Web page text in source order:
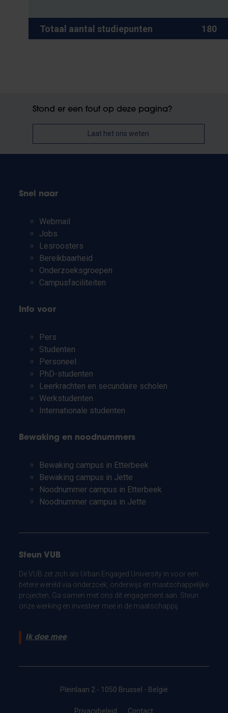
Totaal aantal studiepunten 180
Stond er een fout op deze pagina?
Laat het ons weten
Snel naar
Webmail
Jobs
Lesroosters
Bereikbaarheid
Onderzoeksgroepen
Campusfaciliteiten
Info voor
Pers
Studenten
Personeel
PhD-studenten
Leerkrachten en secundaire scholen
Werkstudenten
Internationale studenten
Bewaking en noodnummers
Bewaking campus in Etterbeek
Bewaking campus in Jette
Noodnummer campus in Etterbeek
Noodnummer campus in Jette
Steun VUB
De VUB zet zich als Urban Engaged University in voor een
betere wereld via onderzoek, onderwijs en maatschappelijke
projecten. Ga samen met ons dit engagement aan. Steun
onze werking en investeer mee in de maatschappij.
Ik doe mee
Pleinlaan 2 - 1050 Brussel - België
Privacybeleid Contact